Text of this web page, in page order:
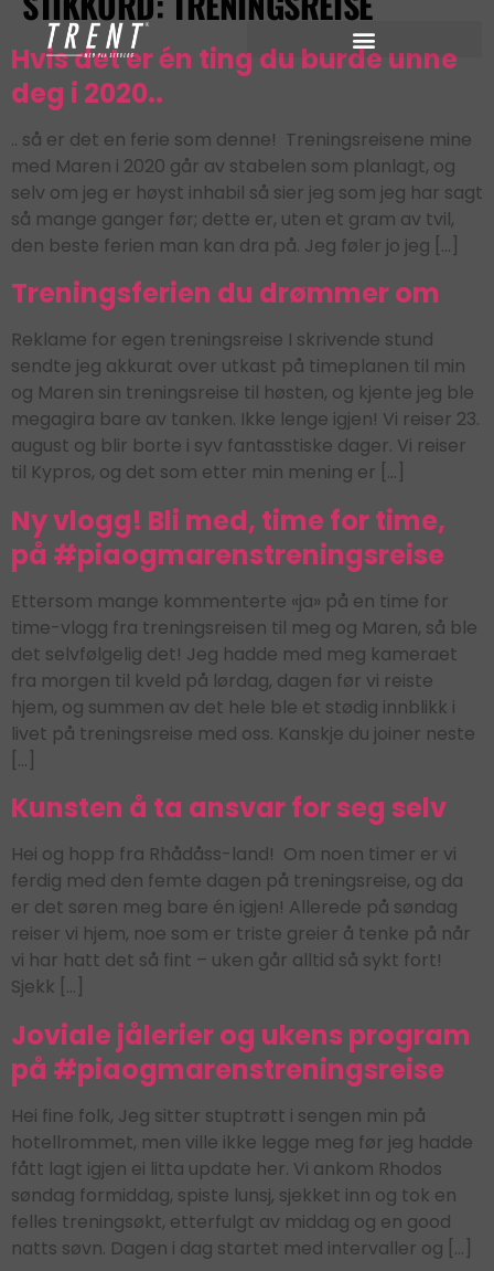
Hvis det er én ting du burde unne
deg i 2020..
.. så er det en ferie som denne! Treningsreisene mine
med Maren i 2020 går av stabelen som planlagt, og
selv om jeg er høyst inhabil så sier jeg som jeg har sagt
så mange ganger før; dette er, uten et gram av tvil,
den beste ferien man kan dra på. Jeg føler jo jeg […]
Treningsferien du drømmer om
Reklame for egen treningsreise I skrivende stund
sendte jeg akkurat over utkast på timeplanen til min
og Maren sin treningsreise til høsten, og kjente jeg ble
megagira bare av tanken. Ikke lenge igjen! Vi reiser 23.
august og blir borte i syv fantasstiske dager. Vi reiser
til Kypros, og det som etter min mening er […]
Ny vlogg! Bli med, time for time,
på #piaogmarenstreningsreise
Ettersom mange kommenterte «ja» på en time for
time-vlogg fra treningsreisen til meg og Maren, så ble
det selvfølgelig det! Jeg hadde med meg kameraet
fra morgen til kveld på lørdag, dagen før vi reiste
hjem, og summen av det hele ble et stødig innblikk i
livet på treningsreise med oss. Kanskje du joiner neste
[…]
Kunsten å ta ansvar for seg selv
Hei og hopp fra Rhådåss-land! Om noen timer er vi
ferdig med den femte dagen på treningsreise, og da
er det søren meg bare én igjen! Allerede på søndag
reiser vi hjem, noe som er triste greier å tenke på når
vi har hatt det så fint – uken går alltid så sykt fort!
Sjekk […]
Joviale jålerier og ukens program
på #piaogmarenstreningsreise
Hei fine folk, Jeg sitter stuptrøtt i sengen min på
hotellrommet, men ville ikke legge meg før jeg hadde
fått lagt igjen ei litta update her. Vi ankom Rhodos
søndag formiddag, spiste lunsj, sjekket inn og tok en
felles treningsøkt, etterfulgt av middag og en good
natts søvn. Dagen i dag startet med intervaller og […]